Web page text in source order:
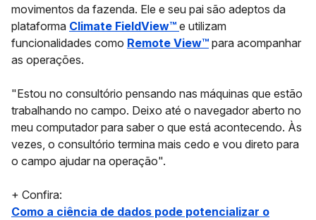
movimentos da fazenda. Ele e seu pai são adeptos da
plataforma Climate FieldView™ e utilizam
funcionalidades como Remote View™ para acompanhar
as operações.
"Estou no consultório pensando nas máquinas que estão
trabalhando no campo. Deixo até o navegador aberto no
meu computador para saber o que está acontecendo. Às
vezes, o consultório termina mais cedo e vou direto para
o campo ajudar na operação".
+ Confira:
Como a ciência de dados pode potencializar o